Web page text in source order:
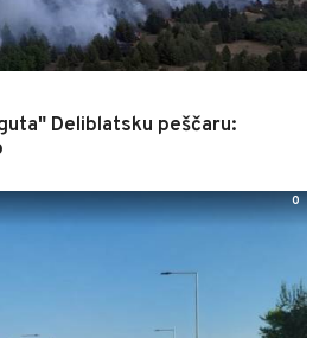
Deliblatsku peščaru:
0